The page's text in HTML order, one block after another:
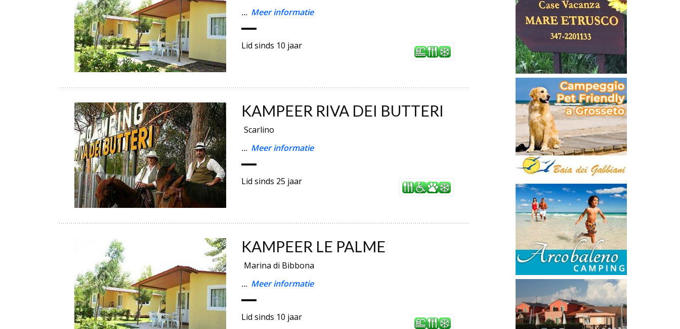
... Meer informatie
Lid sinds 10 jaar
KAMPEER RIVA DEI BUTTERI
Scarlino
... Meer informatie
Lid sinds 25 jaar
KAMPEER LE PALME
Marina di Bibbona
... Meer informatie
Lid sinds 10 jaar